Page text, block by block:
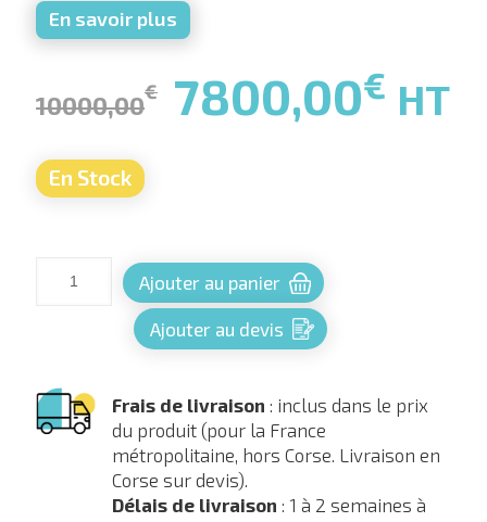
En savoir plus
10000,00€ 7800,00€ HT
En Stock
Ajouter au panier
Ajouter au devis
Frais de livraison : inclus dans le prix
du produit (pour la France
métropolitaine, hors Corse. Livraison en
Corse sur devis).
Délais de livraison : 1 à 2 semaines à